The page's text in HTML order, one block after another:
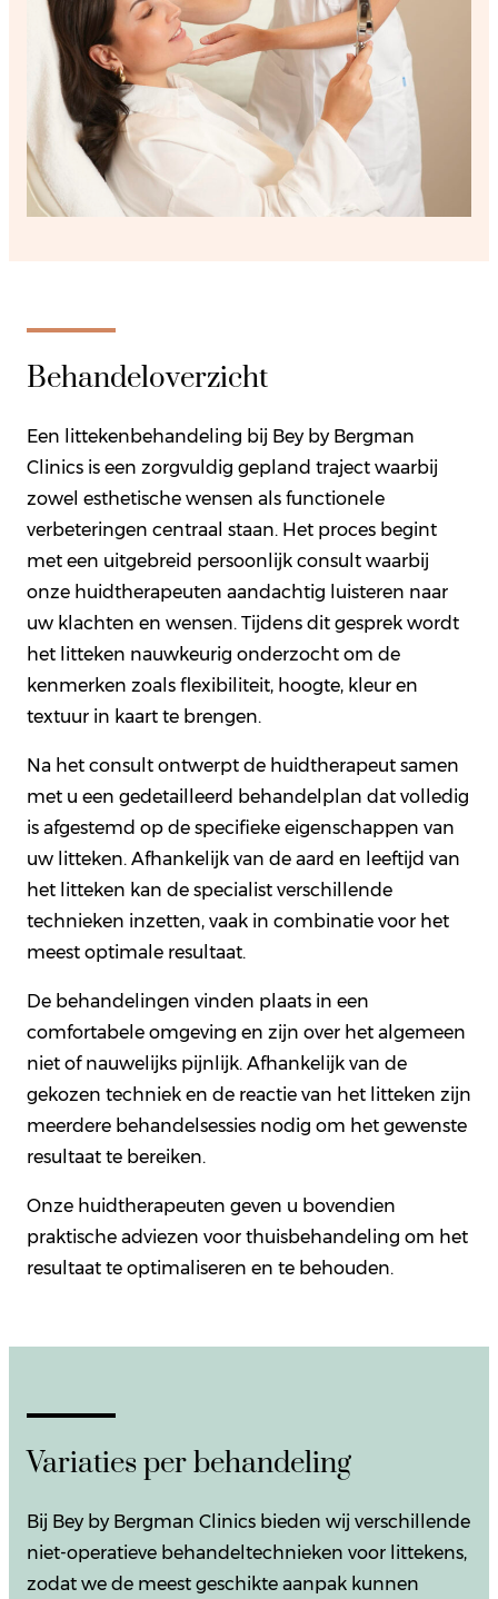
Behandeloverzicht
Een littekenbehandeling bij Bey by Bergman
Clinics is een zorgvuldig gepland traject waarbij
zowel esthetische wensen als functionele
verbeteringen centraal staan. Het proces begint
met een uitgebreid persoonlijk consult waarbij
onze huidtherapeuten aandachtig luisteren naar
uw klachten en wensen. Tijdens dit gesprek wordt
het litteken nauwkeurig onderzocht om de
kenmerken zoals flexibiliteit, hoogte, kleur en
textuur in kaart te brengen.
Na het consult ontwerpt de huidtherapeut samen
met u een gedetailleerd behandelplan dat volledig
is afgestemd op de specifieke eigenschappen van
uw litteken. Afhankelijk van de aard en leeftijd van
het litteken kan de specialist verschillende
technieken inzetten, vaak in combinatie voor het
meest optimale resultaat.
De behandelingen vinden plaats in een
comfortabele omgeving en zijn over het algemeen
niet of nauwelijks pijnlijk. Afhankelijk van de
gekozen techniek en de reactie van het litteken zijn
meerdere behandelsessies nodig om het gewenste
resultaat te bereiken.
Onze huidtherapeuten geven u bovendien
praktische adviezen voor thuisbehandeling om het
resultaat te optimaliseren en te behouden.
Variaties per behandeling
Bij Bey by Bergman Clinics bieden wij verschillende
niet-operatieve behandeltechnieken voor littekens,
zodat we de meest geschikte aanpak kunnen